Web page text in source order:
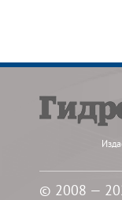
© 2008 —